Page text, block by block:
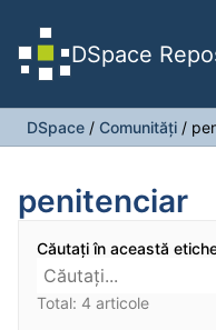
DSpace
DSpace / Comunități /
penitenciar
Căutați în această
Total: 4 articole